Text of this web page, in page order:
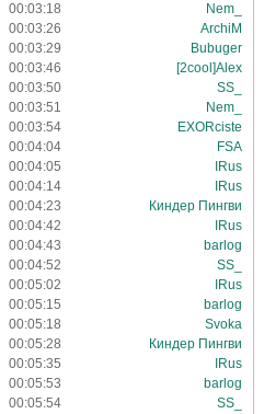
00:03:18
Nem_
00:03:26
ArchiM
00:03:29
Bubuger
00:03:46
[2cool]Alex
00:03:50
SS_
00:03:51
Nem_
00:03:54
EXORciste
00:04:04
FSA
00:04:05
IRus
00:04:14
IRus
00:04:23
Киндер Пингви
00:04:42
IRus
00:04:43
barlog
00:04:52
SS_
00:05:02
IRus
00:05:15
barlog
00:05:18
Svoka
00:05:28
Киндер Пингви
00:05:35
IRus
00:05:53
barlog
00:05:54
SS_